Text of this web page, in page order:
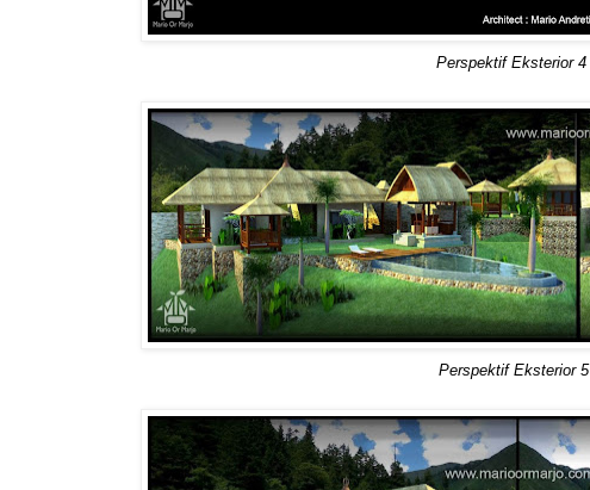
Perspektif Eksterior 4
Perspektif Eksterior 5